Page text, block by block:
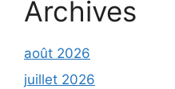
Archives
août 2026
juillet 2026